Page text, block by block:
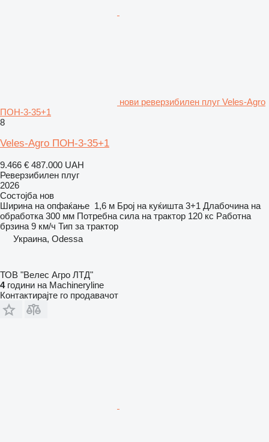
нови реверзибилен плуг Veles-Agro
ПОН-3-35+1
8
Veles-Agro ПОН-3-35+1
9.466 € 487.000 UAH
Реверзибилен плуг
2026
Состојба нов
Ширина на опфаќање 1,6 м Број на куќишта 3+1 Длабочина на
обработка 300 мм Потребна сила на трактор 120 кс Работна
брзина 9 км/ч Тип за трактор
Украина, Odessa
ТОВ "Велес Агро ЛТД"
4години на Machineryline
Контактирајте го продавачот